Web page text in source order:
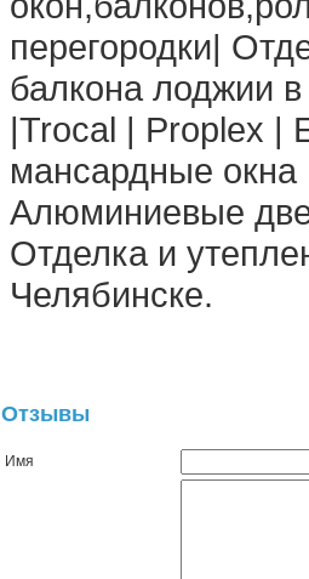
перегородки|
балкона лоджии
|Trocal | Proplex |
мансардные
Алюминиевые
Отделка и
Челябинске.
Отзывы
Имя